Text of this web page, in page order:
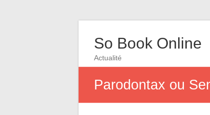
So Book Online
Actualité
Parodontax ou